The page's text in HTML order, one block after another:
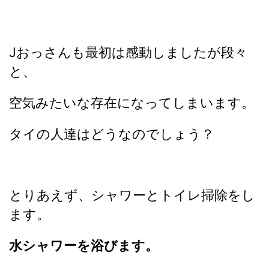
Jおっさんも最初は感動しましたが段々
と、
空気みたいな存在になってしまいます。
タイの人達はどうなのでしょう？
とりあえず、シャワーとトイレ掃除をし
ます。
水シャワーを浴びます。